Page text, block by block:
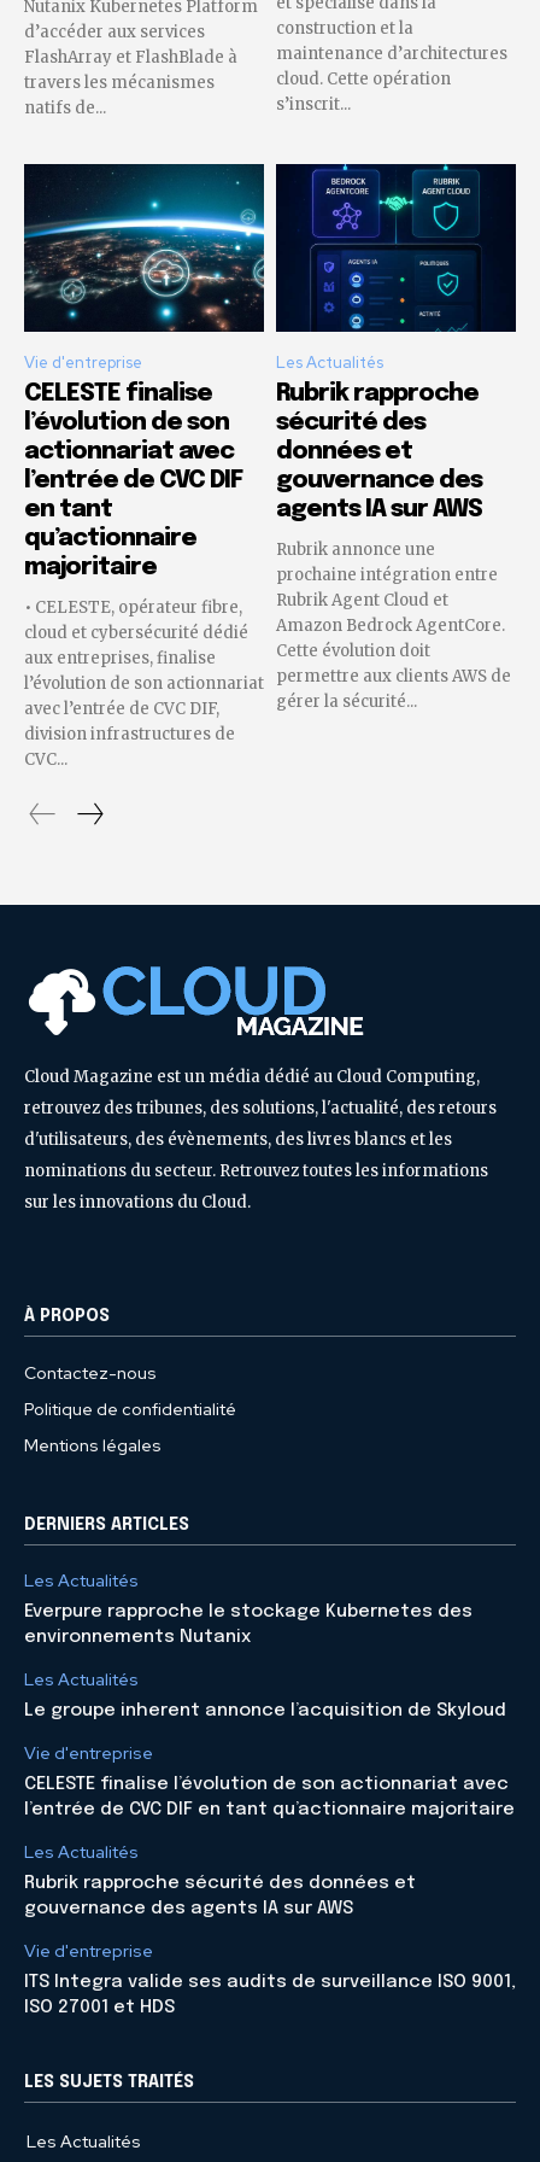
Nutanix Kubernetes Platform
d’accéder aux services
FlashArray et FlashBlade à
travers les mécanismes
natifs de...
construction et la
maintenance d’architectures
cloud. Cette opération
s’inscrit...
Vie d'entreprise
CELESTE finalise
l’évolution de son
actionnariat avec
l’entrée de CVC DIF
en tant
qu’actionnaire
majoritaire
• CELESTE, opérateur fibre,
cloud et cybersécurité dédié
aux entreprises, finalise
l’évolution de son actionnariat
avec l’entrée de CVC DIF,
division infrastructures de
CVC...
Les Actualités
Rubrik rapproche
sécurité des
données et
gouvernance des
agents IA sur AWS
Rubrik annonce une
prochaine intégration entre
Rubrik Agent Cloud et
Amazon Bedrock AgentCore.
Cette évolution doit
permettre aux clients AWS de
gérer la sécurité...
Cloud Magazine est un média dédié au Cloud Computing,
retrouvez des tribunes, des solutions, l'actualité, des retours
d'utilisateurs, des évènements, des livres blancs et les
nominations du secteur. Retrouvez toutes les informations
sur les innovations du Cloud.
À PROPOS
Contactez-nous
Politique de confidentialité
Mentions légales
DERNIERS ARTICLES
Les Actualités
Everpure rapproche le stockage Kubernetes des
environnements Nutanix
Les Actualités
Le groupe inherent annonce l’acquisition de Skyloud
Vie d'entreprise
CELESTE finalise l’évolution de son actionnariat avec
l’entrée de CVC DIF en tant qu’actionnaire majoritaire
Les Actualités
Rubrik rapproche sécurité des données et
gouvernance des agents IA sur AWS
Vie d'entreprise
ITS Integra valide ses audits de surveillance ISO 9001,
ISO 27001 et HDS
LES SUJETS TRAITÉS
Les Actualités